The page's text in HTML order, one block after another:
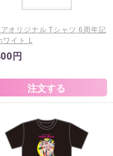
オリジナル Tシャツ 6周年記
ワイト L
円